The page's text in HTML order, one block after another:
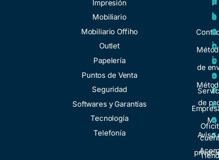
Impresión
Mobiliario
Mobiliario Offiho
Outlet
Papelería
Puntos de Venta
Seguridad
Softwares y Garantías
Tecnología
Telefonía
a
de
de
Mi
r
e
n
o
s
o
t
r
o
s
l
a
c
i
o
n
e
s
Aviso
i
c
i
o
s